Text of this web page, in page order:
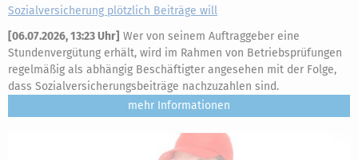
Sozialversicherung plötzlich Beiträge will
[06.07.2026, 13:23 Uhr] Wer von seinem Auftraggeber eine
Stundenvergütung erhält, wird im Rahmen von Betriebsprüfungen
regelmäßig als abhängig Beschäftigter angesehen mit der Folge,
dass Sozialversicherungsbeiträge nachzuzahlen sind.
mehr